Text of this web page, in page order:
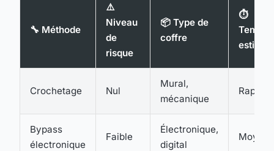
🔧 Méthode
⚠️
Niveau
de
risque
📦 Type de
coffre
⏱️
Temps
estimé
Crochetage Nul
Mural,
mécanique
Rapide
Bypass
électronique
Faible
Électronique,
digital
Moyen